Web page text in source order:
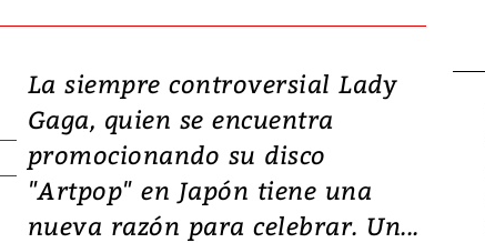
La siempre controversial Lady
Gaga, quien se encuentra
promocionando su disco
"Artpop" en Japón tiene una
nueva razón para celebrar. Un...
Video, Japón: Terremoto
deja heridos y graves
daños en Kumamoto